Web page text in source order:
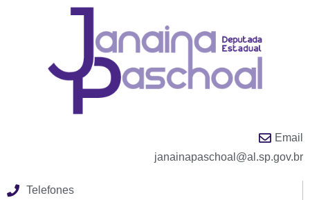
Email
janainapaschoal@al.sp.gov.br
Telefones